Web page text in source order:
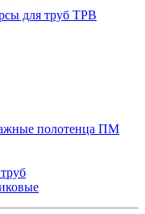
для труб ТРВ
полотенца ПМ